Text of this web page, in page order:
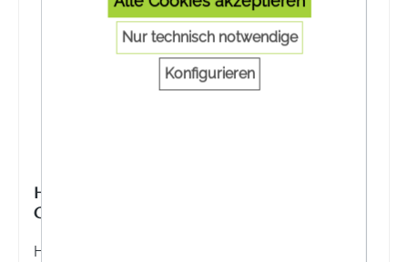
HANSAPLAST CLASSIC PFLASTER
GROSSPACKUNG 5M X 6CM
Hansaplast Classic Großpackung 5m x 6cm - Zur
Nur technisch notwendige
Konfigurieren